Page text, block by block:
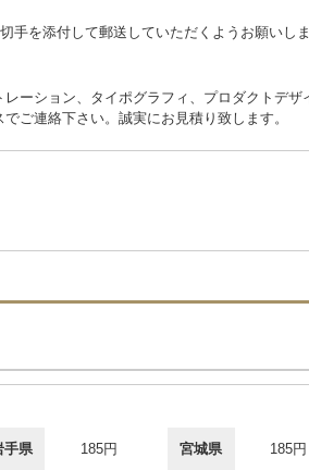
手を添付して郵送していただくようお願いしま
ーション、タイポグラフィ、プロダクトデザ
ご連絡下さい。誠実にお見積り致します。
手県 185円 宮城県 185円